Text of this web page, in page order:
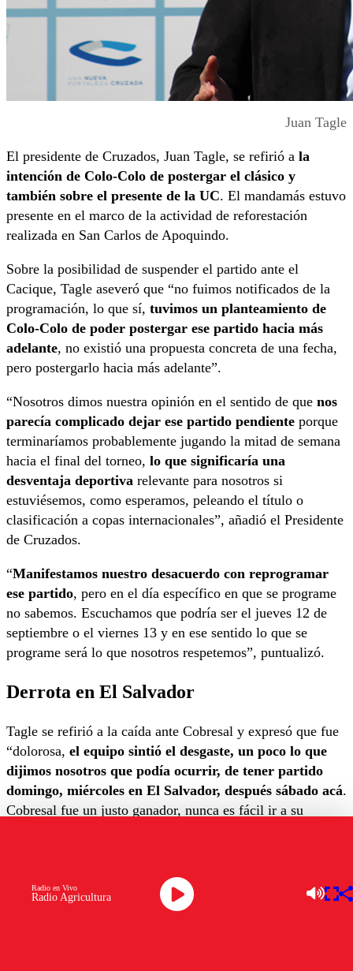
Juan Tagle
El presidente de Cruzados, Juan Tagle, se refirió a la
intención de Colo-Colo de postergar el clásico y
también sobre el presente de la UC. El mandamás estuvo
presente en el marco de la actividad de reforestación
realizada en San Carlos de Apoquindo.
Sobre la posibilidad de suspender el partido ante el
Cacique, Tagle aseveró que “no fuimos notificados de la
programación, lo que sí, tuvimos un planteamiento de
Colo-Colo de poder postergar ese partido hacia más
adelante, no existió una propuesta concreta de una fecha,
pero postergarlo hacia más adelante”.
“Nosotros dimos nuestra opinión en el sentido de que nos
parecía complicado dejar ese partido pendiente porque
terminaríamos probablemente jugando la mitad de semana
hacia el final del torneo, lo que significaría una
desventaja deportiva relevante para nosotros si
estuviésemos, como esperamos, peleando el título o
clasificación a copas internacionales”, añadió el Presidente
de Cruzados.
“Manifestamos nuestro desacuerdo con reprogramar
ese partido, pero en el día específico en que se programe
no sabemos. Escuchamos que podría ser el jueves 12 de
septiembre o el viernes 13 y en ese sentido lo que se
programe será lo que nosotros respetemos”, puntualizó.
Derrota en El Salvador
Tagle se refirió a la caída ante Cobresal y expresó que fue
“dolorosa, el equipo sintió el desgaste, un poco lo que
dijimos nosotros que podía ocurrir, de tener partido
domingo, miércoles en El Salvador, después sábado acá.
Cobresal fue un justo ganador, nunca es fácil ir a su
pasados hemos estado a una mayor distancia del
primer lugar y hemos logrado el objetivo
. Recordando
Radio Agricultura
Radio en Vivo